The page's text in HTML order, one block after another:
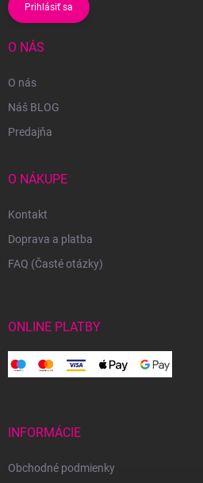
Prihlásiť sa
O NÁS
O nás
Náš BLOG
Predajňa
O NÁKUPE
Kontakt
Doprava a platba
FAQ (Časté otázky)
ONLINE PLATBY
INFORMÁCIE
Obchodné podmienky